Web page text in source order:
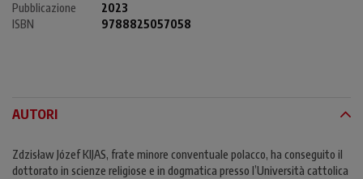
Pubblicazione
2023
ISBN
9788825057058
AUTORI
Zdzisław Józef KIJAS, frate minore conventuale polacco, ha conseguito il
dottorato in scienze religiose e in dogmatica presso l’Università cattolica